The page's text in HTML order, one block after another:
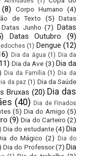
(8) Corpo Humano (4)
de Texto (5) Datas
Datas Junho (7) Datas
Datas Outubro
(9)
(1) Dengue (12)
Dia da água (1) Dia da
Dia da Ave (3) Dia da
Dia da Família (1) Dia da
da paz (1) Dia da Saúde
Bruxas (20) Dia das
(40) Dia de Finados
(5) Dia do Amigo (5)
(9) Dia do Carteiro (2)
Dia do estudante(4) Dia
do Mágico (2) Dia do
Dia do Professor (7) Dia